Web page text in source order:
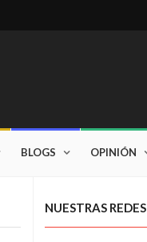
BLOGS OPINIÓN
NUESTRAS REDES